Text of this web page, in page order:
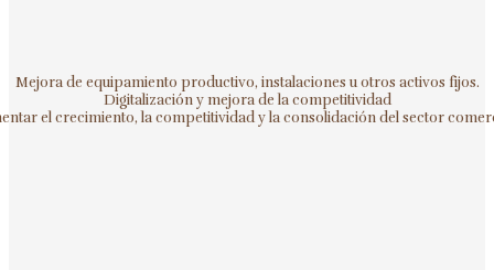
Mejora de equipamiento productivo, instalaciones u otros activos fijos.
Digitalización y mejora de la competitividad
el crecimiento, la competitividad y la consolidación del sector